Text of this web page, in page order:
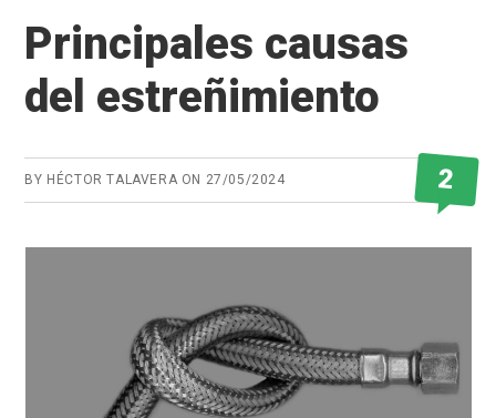
Principales causas
del estreñimiento
BY HÉCTOR TALAVERA ON 27/05/2024 2